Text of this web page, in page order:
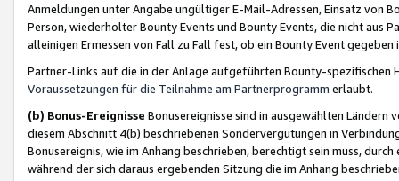
Anmeldungen unter Angabe ungültiger E-Mail-Adressen, Einsatz von
Person, wiederholter Bounty Events und Bounty Events, die nicht
alleinigen Ermessen von Fall zu Fall fest, ob ein Bounty Event
Partner-Links auf die in der Anlage aufgeführten Bounty-spezifischen
Voraussetzungen für die Teilnahme am Partnerprogramm erlaubt.
(b) Bonus-Ereignisse Bonusereignisse sind in ausgewählten Ländern
diesem Abschnitt 4(b) beschriebenen Sondervergütungen in
Bonusereignis, wie im Anhang beschrieben, berechtigt sein muss,
während der sich daraus ergebenden Sitzung die im Anhang